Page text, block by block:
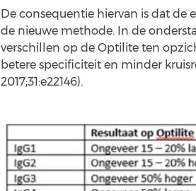
De consequentie hiervan is dat de
de nieuwe methode. In de
verschillen op de Optilite ten
betere specificiteit en minder
2017;31:e22146).